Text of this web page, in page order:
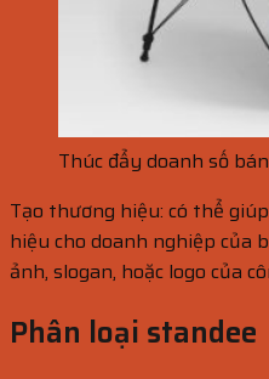
Thúc đẩy doanh số
Tạo thương hiệu: có thể
hiệu cho doanh nghiệp của
ảnh, slogan, hoặc logo của
Phân loại standee